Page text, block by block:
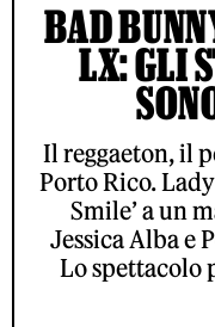
BAD
LX: GLI
Il reggaeton, il
Porto Rico.
Smile’ a un
Jessica Alba e
Lo spettacolo